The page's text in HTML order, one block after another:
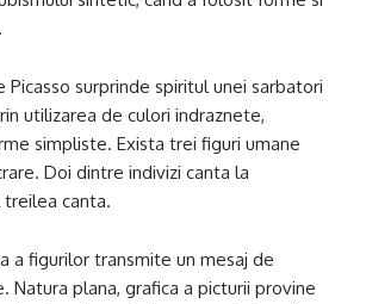
Picasso surprinde spiritul unei sarbatori
utilizarea de culori indraznete,
simpliste. Exista trei figuri umane
Doi dintre indivizi canta la
canta.
a figurilor transmite un mesaj de
Natura plana, grafica a picturii provine